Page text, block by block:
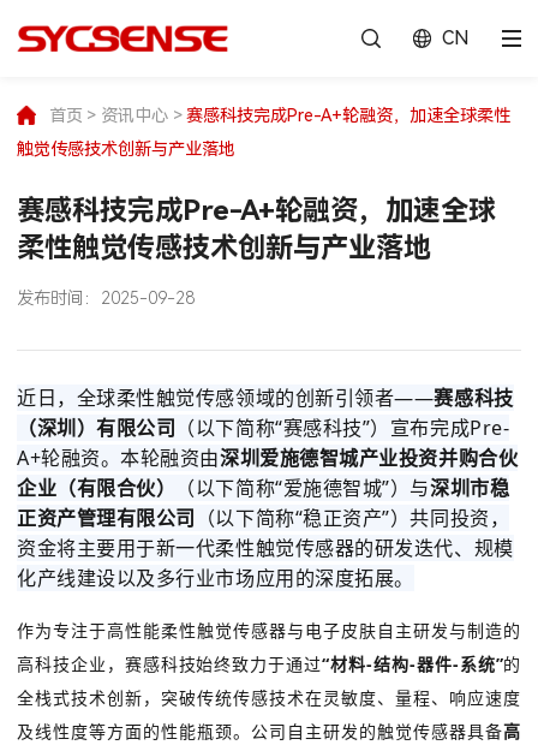
CN
首页 > 资讯中心 > 赛感科技完成Pre-A+轮融资，加速全球柔性
触觉传感技术创新与产业落地
赛感科技完成Pre-A+轮融资，加速全球
柔性触觉传感技术创新与产业落地
发布时间： 2025-09-28
近日，全球柔性触觉传感领域的创新引领者——赛感科技
（深圳）有限公司 （以下简称“赛感科技”）宣布完成Pre-
A+轮融资。本轮融资由深圳爱施德智城产业投资并购合伙
企业（有限合伙）
（以下简称“爱施德智城”）与深圳市稳
正资产管理有限公司 （以下简称“稳正资产”）共同投资，
资金将主要用于新一代柔性触觉传感器的研发迭代、规模
化产线建设以及多行业市场应用的深度拓展。
作为专注于高性能柔性触觉传感器与电子皮肤自主研发与制造的
高科技企业，赛感科技始终致力于通过“材料-结构-器件-系统”的
全栈式技术创新，突破传统传感技术在灵敏度、量程、响应速度
及线性度等方面的性能瓶颈。公司自主研发的触觉传感器具备高